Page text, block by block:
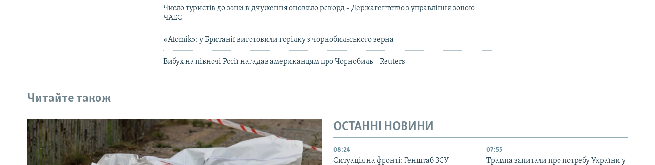
Число туристів до зони відчуження оновило рекорд – Держагентство з управління зоною
ЧАЕС
«Atomik»: у Британії виготовили горілку з чорнобильського зерна
Вибух на півночі Росії нагадав американцям про Чорнобиль – Reuters
Читайте також
ОСТАННІ НОВИНИ
08:24
Ситуація на фронті: Генштаб ЗСУ
07:55
Трампа запитали про потребу України у